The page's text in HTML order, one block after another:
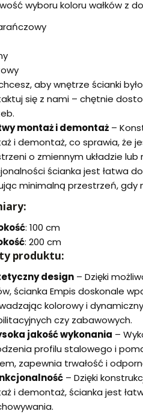
wyboru koloru wałków z
aby wnętrze ścianki
się z nami – chętnie
montaż i demontaż –
i demontaż, co sprawia, że
o zmiennym układzie lub
ścianka jest łatwa
minimalną przestrzeń, gdy
: 100 cm
: 200 cm
produktu:
design – Dzięki
ścianka Empis doskonale
kolorowy i
czy zabawowych.
jakość wykonania –
profilu stalowego i
zapewnia trwałość i
– Dzięki
i demontaż, ścianka jest